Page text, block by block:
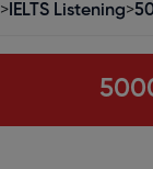
> IELTS Listening>